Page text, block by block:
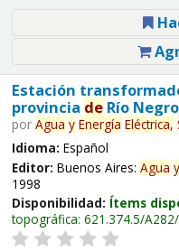
Estación
provincia deRío
por Agua y Energía Eléctrica,
Idioma: Español
Editor: Buenos Aires: Agua y
1998
Disponibilidad: Ítems
topográfica: 621.374.5/